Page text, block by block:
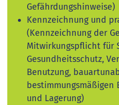
Gefährdungshinweise)
Kennzeichnung und
(Kennzeichnung der
Mitwirkungspflicht für
Gesundheitsschutz,
Benutzung,
bestimmungsmäßigen
und Lagerung)